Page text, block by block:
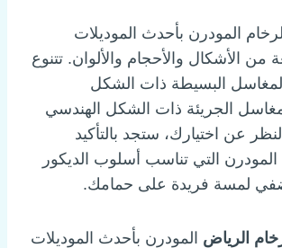
المودرن بأحدث الموديلات
الأشكال والأحجام والألوان. تتنوع
البسيطة ذات الشكل
الجريئة ذات الشكل الهندسي
عن اختيارك، ستجد بالتأكيد
التي تناسب أسلوب الديكور
لمسة فريدة على حمامك.
الرياض المودرن بأحدث الموديلات